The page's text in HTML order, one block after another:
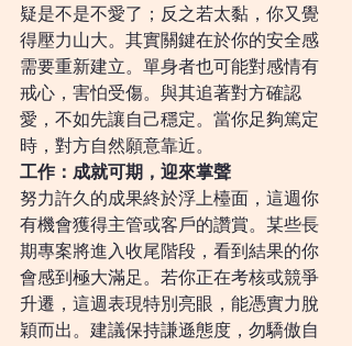
疑是不是不愛了；反之若太黏，你又覺
得壓力山大。其實關鍵在於你的安全感
需要重新建立。單身者也可能對感情有
戒心，害怕受傷。與其追著對方確認
愛，不如先讓自己穩定。當你足夠篤定
時，對方自然願意靠近。
工作：成就可期，迎來掌聲
努力許久的成果終於浮上檯面，這週你
有機會獲得主管或客戶的讚賞。某些長
期專案將進入收尾階段，看到結果的你
會感到極大滿足。若你正在考核或競爭
升遷，這週表現特別亮眼，能憑實力脫
穎而出。建議保持謙遜態度，勿驕傲自